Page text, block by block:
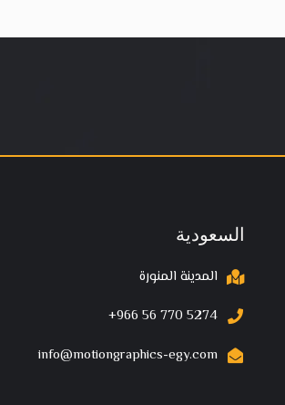
السعودية
المدينة المنورة
‪+966 56 770 5274‬
info@motiongraphics-egy.com